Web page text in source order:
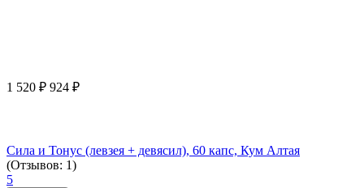
1 520 ₽ 924 ₽
Сила и Тонус (левзея + девясил), 60 капс, Кум Алтая
(Отзывов: 1)
5